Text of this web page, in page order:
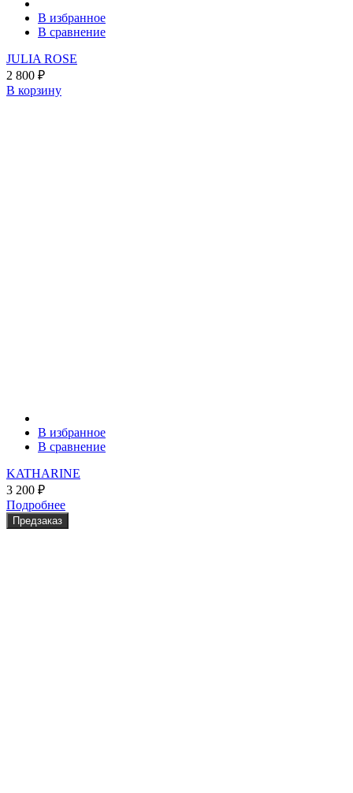
В избранное
В сравнение
JULIA ROSE
2 800 ₽
В корзину
В избранное
В сравнение
KATHARINE
3 200 ₽
Подробнее
Предзаказ